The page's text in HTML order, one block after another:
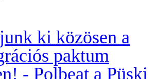
ki közösen a
paktum
- Polbeat a Püski